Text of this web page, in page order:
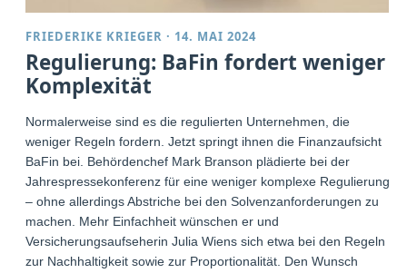
FRIEDERIKE KRIEGER · 14. MAI 2024
Regulierung: BaFin fordert weniger
Komplexität
Normalerweise sind es die regulierten Unternehmen, die
weniger Regeln fordern. Jetzt springt ihnen die Finanzaufsicht
BaFin bei. Behördenchef Mark Branson plädierte bei der
Jahrespressekonferenz für eine weniger komplexe Regulierung
– ohne allerdings Abstriche bei den Solvenzanforderungen zu
machen. Mehr Einfachheit wünschen er und
Versicherungsaufseherin Julia Wiens sich etwa bei den Regeln
zur Nachhaltigkeit sowie zur Proportionalität. Den Wunsch